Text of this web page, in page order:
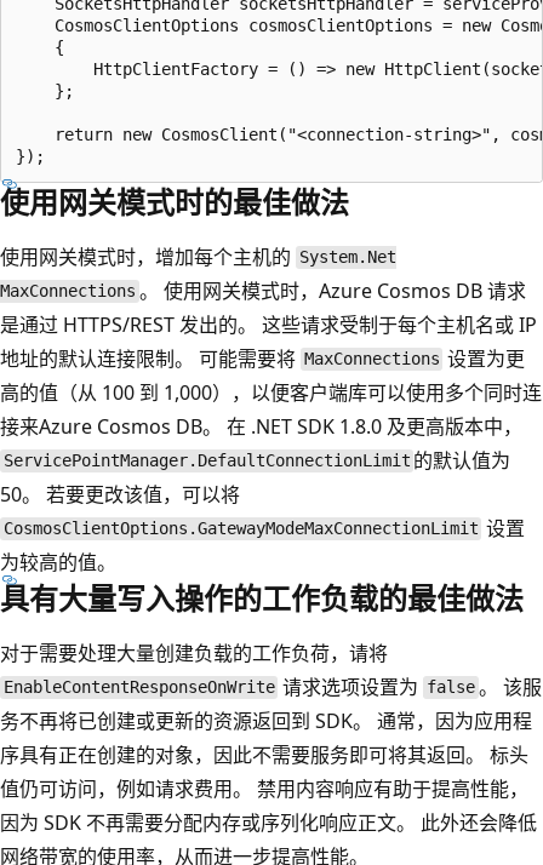
CosmosClientOptions cosmosClientOptions = new
    {
HttpClientFactory = () => new
    };
return new CosmosClient("<connection-string>",
使用网关模式时的最佳做法
使用网关模式时，增加每个主机的 System.Net
MaxConnections 。 使用网关模式时，Azure Cosmos DB 请求
是通过 HTTPS/REST 发出的。 这些请求受制于每个主机名或 IP
地址的默认连接限制。 可能需要将 MaxConnections 设置为更
高的值（从 100 到 1,000），以便客户端库可以使用多个同时连
接来Azure Cosmos DB。 在 .NET SDK 1.8.0 及更高版本中，
ServicePointManager.DefaultConnectionLimit 的默认值为
50。 若要更改该值，可以将
CosmosClientOptions.GatewayModeMaxConnectionLimit 设置
为较高的值。
具有大量写入操作的工作负载的最佳做法
对于需要处理大量创建负载的工作负荷，请将
EnableContentResponseOnWrite 请求选项设置为 false。 该服
务不再将已创建或更新的资源返回到 SDK。 通常，因为应用程
序具有正在创建的对象，因此不需要服务即可将其返回。 标头
值仍可访问，例如请求费用。 禁用内容响应有助于提高性能，
因为 SDK 不再需要分配内存或序列化响应正文。 此外还会降低
网络带宽的使用率，从而进一步提高性能。